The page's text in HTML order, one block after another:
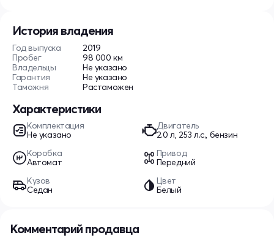
История владения
Год выпуска
2019
Пробег
98 000 км
Владельцы
Не указано
Гарантия
Не указано
Таможня
Растаможен
Характеристики
Комплектация
Не указано
Двигатель
2.0 л, 253 л.с., бензин
Коробка
Автомат
Привод
Передний
Кузов
Седан
Цвет
Белый
Комментарий продавца